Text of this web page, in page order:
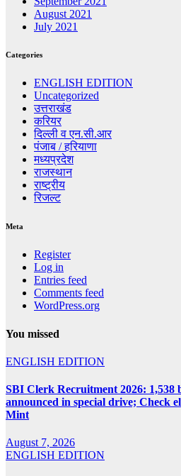
August 2021
July 2021
Categories
ENGLISH EDITION
Uncategorized
उत्तराखंड
करियर
दिल्ली व एन.सी.आर
पंजाब / हरियाणा
मध्यप्रदेश
राजस्थान
राष्ट्रीय
रिजल्ट
Meta
Register
Log in
Entries feed
Comments feed
WordPress.org
You missed
ENGLISH EDITION
SBI Clerk Recruitment 2026: 1,538
announced in special drive; Check
Mint
August 7, 2026
ENGLISH EDITION